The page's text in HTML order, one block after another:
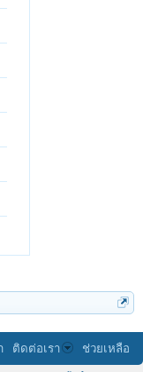
ติดต่อเรา ช่วยเหลือ